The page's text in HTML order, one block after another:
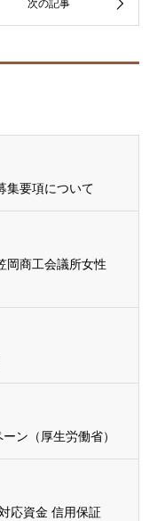
集要項について
岡商工会議所女性
ン（厚生労働省）
応資金 信用保証